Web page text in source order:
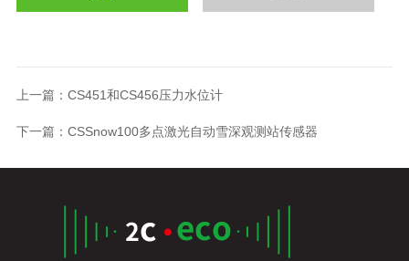
上一篇： CS451和CS456压力水位计
下一篇： CSSnow100多点激光自动雪深观测站传感器